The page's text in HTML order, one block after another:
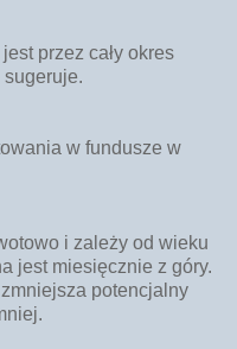
przez cały okres
w fundusze w
i zależy od wieku
jest miesięcznie z góry.
potencjalny